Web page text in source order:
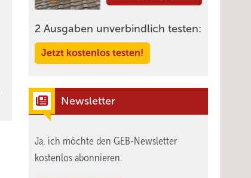
2 Ausgaben unverbindlich testen:
Jetzt kostenlos testen!
Newsletter
Ja, ich möchte den GEB-Newsletter
kostenlos abonnieren.